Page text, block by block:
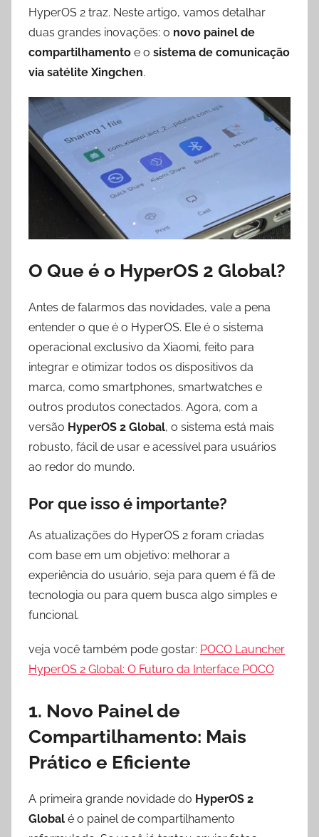
HyperOS 2 traz. Neste artigo, vamos detalhar
duas grandes inovações: o novo painel de
compartilhamento e o sistema de comunicação
via satélite Xingchen.
O Que é o HyperOS 2 Global?
Antes de falarmos das novidades, vale a pena
entender o que é o HyperOS. Ele é o sistema
operacional exclusivo da Xiaomi, feito para
integrar e otimizar todos os dispositivos da
marca, como smartphones, smartwatches e
outros produtos conectados. Agora, com a
versão HyperOS 2 Global, o sistema está mais
robusto, fácil de usar e acessível para usuários
ao redor do mundo.
Por que isso é importante?
As atualizações do HyperOS 2 foram criadas
com base em um objetivo: melhorar a
experiência do usuário, seja para quem é fã de
tecnologia ou para quem busca algo simples e
funcional.
veja você também pode gostar: POCO Launcher
HyperOS 2 Global: O Futuro da Interface POCO
1. Novo Painel de
Compartilhamento: Mais
Prático e Eficiente
A primeira grande novidade do HyperOS 2
Global é o painel de compartilhamento